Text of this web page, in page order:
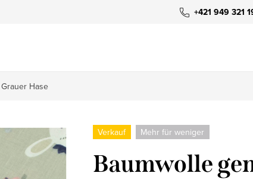
+421 949 321
Hase
Verkauf Mehr für weniger
Baumwolle